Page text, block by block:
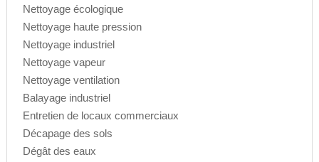
Nettoyage écologique
Nettoyage haute pression
Nettoyage industriel
Nettoyage vapeur
Nettoyage ventilation
Balayage industriel
Entretien de locaux commerciaux
Décapage des sols
Dégât des eaux